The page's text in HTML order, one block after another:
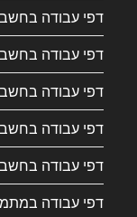
דפי עבודה
דפי עבודה
דפי עבודה
דפי עבודה
דפי עבודה
דפי עבודה